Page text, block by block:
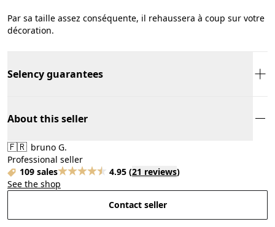
Par sa taille assez conséquente, il rehaussera à coup sur votre
décoration.
Selency guarantees
About this seller
🇫🇷 bruno G.
Professional seller
109 sales
4.95 (21 reviews)
See the shop
Contact seller